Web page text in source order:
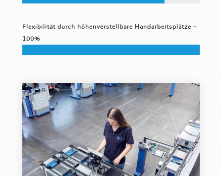
Flexibilität durch höhenverstellbare Handarbeitsplätze –
100%